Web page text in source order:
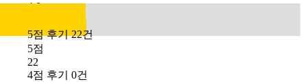
4.8
5점 후기 22건
5점
22
4점 후기 0건